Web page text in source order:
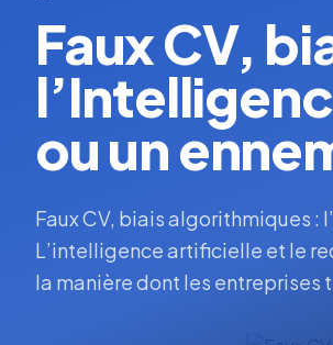
Faux CV,
ou un
Faux CV, biais algorithmiques :
L’intelligence artificielle et le
la manière dont les entreprises